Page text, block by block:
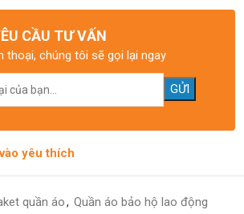
CẦU TƯ VẤN
thoại, chúng tôi sẽ gọi lại ngay
yêu thích
quần áo, Quần áo bảo hộ lao động